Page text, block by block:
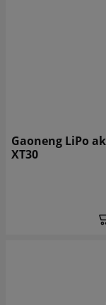
Gaoneng LiPo
XT30